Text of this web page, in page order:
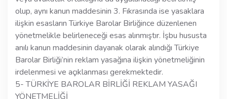
olup, aynı kanun maddesinin 3. Fıkrasında ise yasaklara
ilişkin esasların Türkiye Barolar Birliğince düzenlenen
yönetmelikle belirleneceği esas alınmıştır. İşbu hususta
anılı kanun maddesinin dayanak olarak alındığı Türkiye
Barolar Birliği’nin reklam yasağına ilişkin yönetmeliğinin
irdelenmesi ve açıklanması gerekmektedir.
5- TÜRKİYE BAROLAR BİRLİĞİ REKLAM YASAĞI
YÖNETMELİĞİ